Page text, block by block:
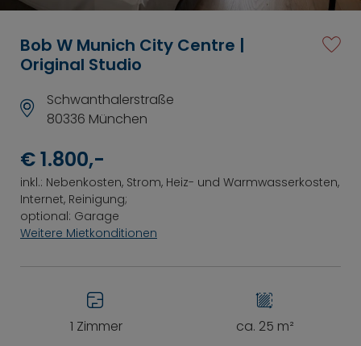
Bob W Munich City Centre |
Original Studio
Schwanthalerstraße
80336 München
€ 1.800,-
inkl.: Nebenkosten, Strom, Heiz- und Warmwasserkosten,
Internet, Reinigung;
optional: Garage
Weitere Mietkonditionen
1 Zimmer ca. 25 m²